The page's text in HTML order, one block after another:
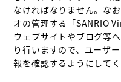
なければなりません。な
オの管理する「SANRIO
ウェブサイトやブログ等
り行いますので、ユーザ
報を確認するようにしてく